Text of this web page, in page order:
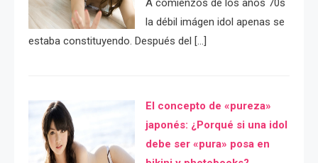
A comienzos de los años 70s
la débil imágen idol apenas se
estaba constituyendo. Después del […]
El concepto de «pureza»
japonés: ¿Porqué si una idol
debe ser «pura» posa en